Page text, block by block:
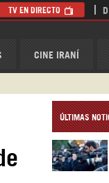
CINE IRANÍ
TV EN DIRECTO
ÚLTIMAS